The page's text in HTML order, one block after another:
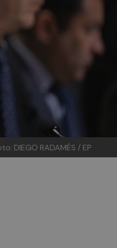
DIEGO RADAMÉS / EP